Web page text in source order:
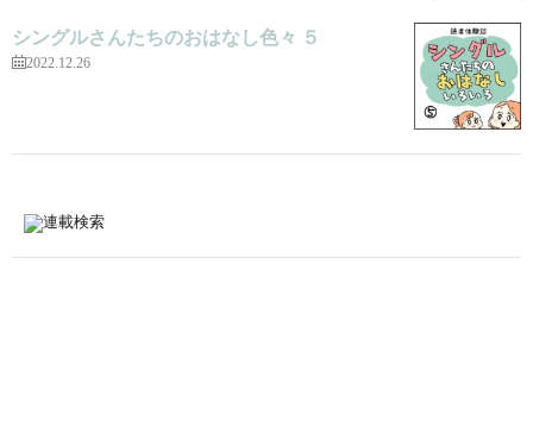
シングルさんたちのおはなし色々 ５
2022.12.26